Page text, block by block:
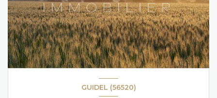
GUIDEL (56520)